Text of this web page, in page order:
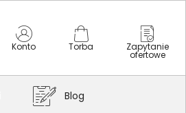
Konto Torba Zapytanie
ofertowe
Blog